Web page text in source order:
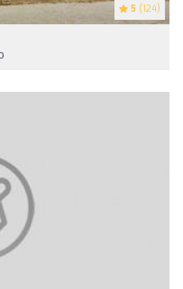
5 (124)